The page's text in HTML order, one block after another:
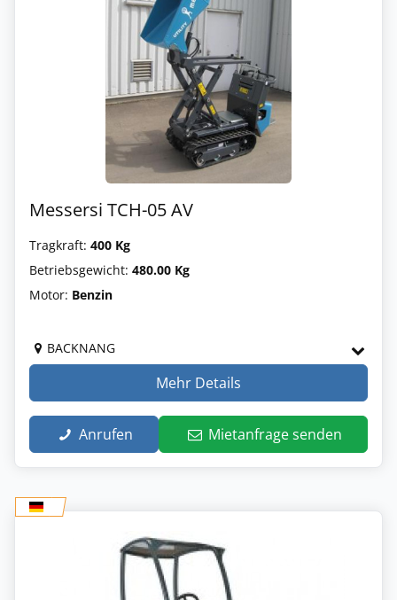
Messersi TCH-05 AV
Tragkraft: 400 Kg
Betriebsgewicht: 480.00 Kg
Motor: Benzin
BACKNANG
Mehr Details
Anrufen Mietanfrage senden